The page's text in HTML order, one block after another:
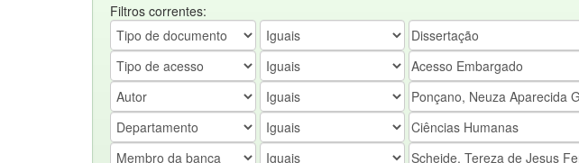
Filtros correntes: